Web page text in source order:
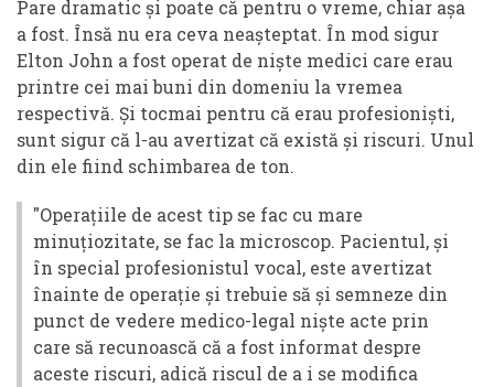
Pare dramatic și poate că pentru o vreme, chiar așa
a fost. Însă nu era ceva neașteptat. În mod sigur
Elton John a fost operat de niște medici care erau
printre cei mai buni din domeniu la vremea
respectivă. Și tocmai pentru că erau profesioniști,
sunt sigur că l-au avertizat că există și riscuri. Unul
din ele fiind schimbarea de ton.
"Operațiile de acest tip se fac cu mare
minuțiozitate, se fac la microscop. Pacientul, și
în special profesionistul vocal, este avertizat
înainte de operație și trebuie să și semneze din
punct de vedere medico-legal niște acte prin
care să recunoască că a fost informat despre
aceste riscuri, adică riscul de a i se modifica